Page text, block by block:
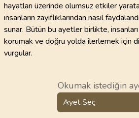
hayatları üzerinde olumsuz etkiler
insanların zayıflıklarından nasıl
sunar. Bütün bu ayetler birlikte,
korumak ve doğru yolda ilerlemek için
vurgular.
Okumak istediğin
Ayet Seç